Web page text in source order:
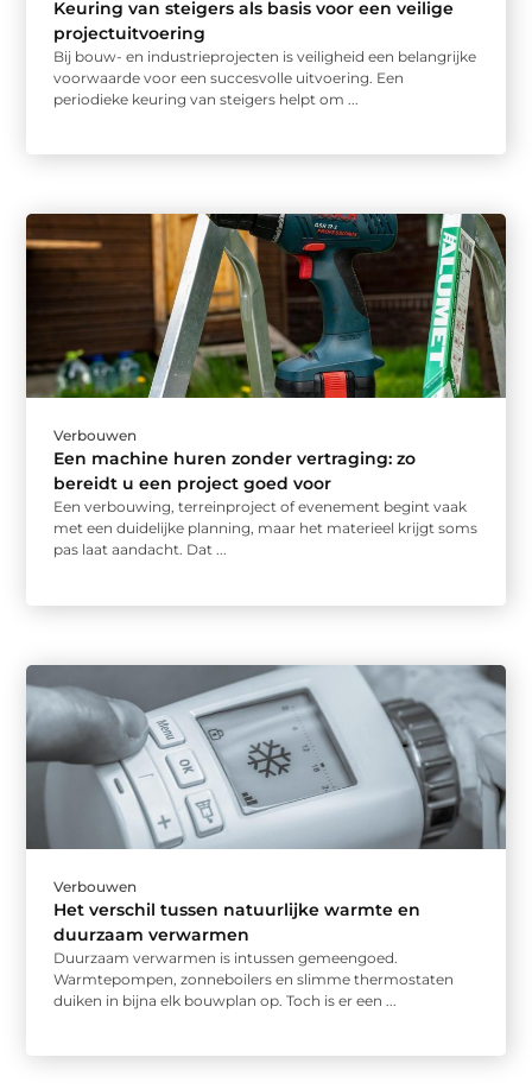
Keuring van steigers als basis voor een veilige
projectuitvoering
Bij bouw- en industrieprojecten is veiligheid een belangrijke
voorwaarde voor een succesvolle uitvoering. Een
periodieke keuring van steigers helpt om ...
Verbouwen
Een machine huren zonder vertraging: zo
bereidt u een project goed voor
Een verbouwing, terreinproject of evenement begint vaak
met een duidelijke planning, maar het materieel krijgt soms
pas laat aandacht. Dat ...
Verbouwen
Het verschil tussen natuurlijke warmte en
duurzaam verwarmen
Duurzaam verwarmen is intussen gemeengoed.
Warmtepompen, zonneboilers en slimme thermostaten
duiken in bijna elk bouwplan op. Toch is er een ...